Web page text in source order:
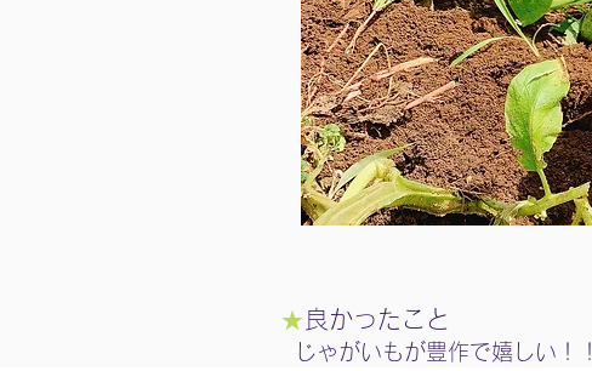
★ 良かったこと
じゃがいもが豊作で嬉しい！！